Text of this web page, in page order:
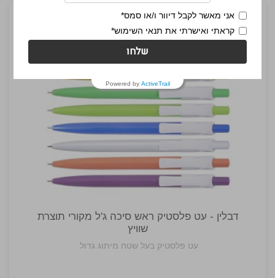
דבלין - עט פלסטיק ראש סיכה ג'ל מקורי תוצרת
שוויץ
עט פלסטיק בעל שטח מיתוג גדול
אני מאשר לקבל דיוור ו/או סמס*
קראתי ואישרתי את תנאי השימוש*
שלחו
Powered by ActiveTrail